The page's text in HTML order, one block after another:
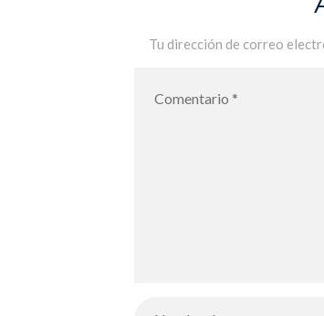
Tu dirección de correo